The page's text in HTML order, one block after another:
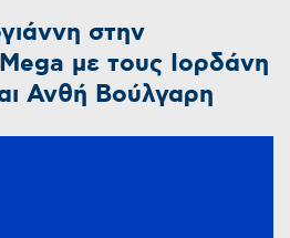
στην
με τους Ιορδάνη
Ανθή Βούλγαρη